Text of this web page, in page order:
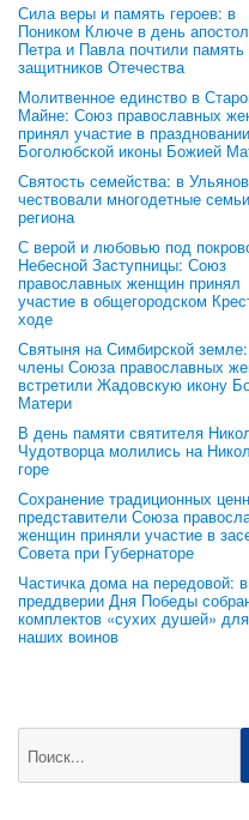
Сила веры и память героев: в
Поником Ключе в день
Петра и Павла почтили память
защитников Отечества
Молитвенное единство в
Майне: Союз православных
принял участие в праздновании
Боголюбской иконы Божией
Святость семейства: в
чествовали многодетные семьи
региона
С верой и любовью под
Небесной Заступницы: Союз
православных женщин принял
участие в общегородском
ходе
Святыня на Симбирской земле:
члены Союза православных
встретили Жадовскую икону
Матери
В день памяти святителя
Чудотворца молились на
горе
Сохранение традиционных
представители Союза
женщин приняли участие в
Совета при Губернаторе
Частичка дома на передовой: в
преддверии Дня Победы
комплектов «сухих душей» для
наших воинов